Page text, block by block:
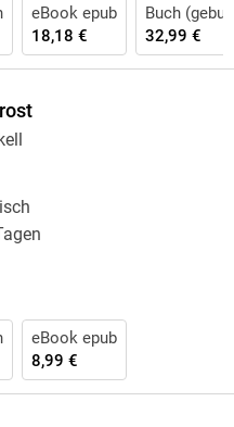
eBook epub
18,18 €
Buch
32,99 €
eBook epub
8,99 €